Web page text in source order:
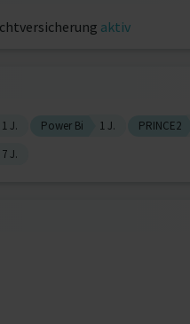
aktiv
1 J. Power Bi 1 J. PRINCE2
7 J.